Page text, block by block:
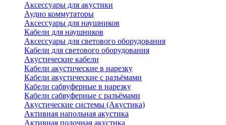
Аксессуары для акустики
Аудио коммутаторы
Аксессуары для наушников
Кабели для наушников
Аксессуары для светового оборудования
Кабели для светового оборудования
Акустические кабели
Кабели акустические в нарезку
Кабели акустические с разъёмами
Кабели сабвуферные в нарезку
Кабели сабвуферные с разъёмами
Акустические системы (Акустика)
Активная напольная акустика
Активная полочная акустика